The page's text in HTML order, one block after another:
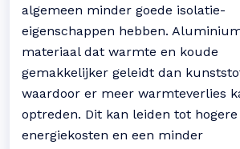
algemeen minder goede isolatie-
eigenschappen hebben.
materiaal dat warmte en koude
gemakkelijker geleidt dan
waardoor er meer warmteverlies
optreden. Dit kan leiden tot hogere
energiekosten en een minder